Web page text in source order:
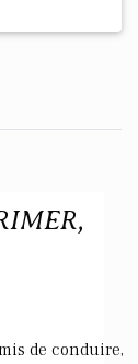
de conduire,